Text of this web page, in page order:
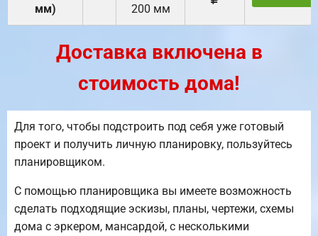
мм)
200 мм
Доставка включена в
стоимость дома!
Для того, чтобы подстроить под себя уже готовый
проект и получить личную планировку, пользуйтесь
планировщиком.
С помощью планировщика вы имеете возможность
сделать подходящие эскизы, планы, чертежи, схемы
дома с эркером, мансардой, с несколькими